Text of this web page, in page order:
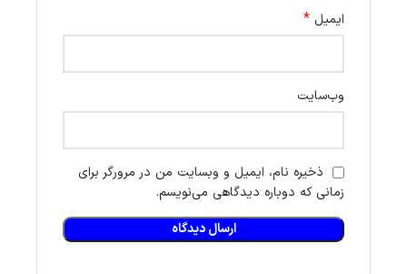
ایمیل *
وب‌سایت
ذخیره نام، ایمیل و وبسایت من در مرورگر برای
زمانی که دوباره دیدگاهی می‌نویسم.